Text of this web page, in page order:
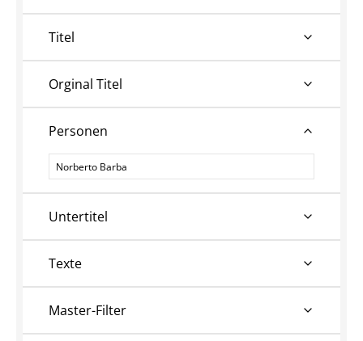
Titel
Orginal Titel
Personen
Personen
Untertitel
Texte
Master-Filter